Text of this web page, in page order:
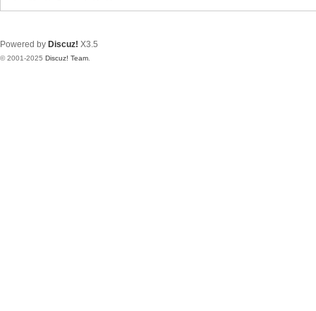
Powered by Discuz! X3.5
© 2001-2025 Discuz! Team